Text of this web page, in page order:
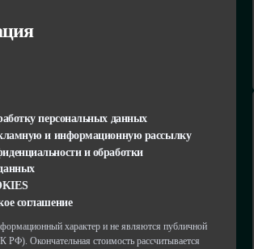
персональных данных
и информационную рассылку
и обработки
соглашение
характер и не являются публичной
РФ). Окончательная стоимость рассчитывается